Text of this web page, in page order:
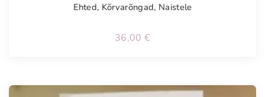
Ehted, Kõrvarõngad, Naistele
36,00 €